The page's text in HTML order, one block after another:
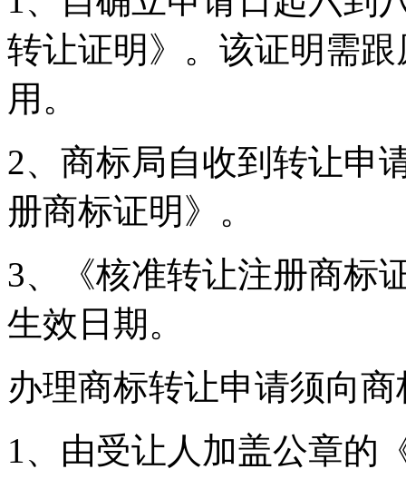
转让证明》。该证明需
用。
2、商标局自收到转让申
册商标证明》。
3、《核准转让注册商标
生效日期。
办理商标转让申请须向
1、由受让人加盖公章的